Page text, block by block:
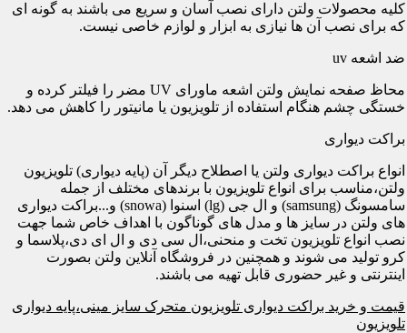
کلیه محصولات ولتن دارای نصب آسان و سریع می باشند به گونه ای
که برای نصب آن ها نیازی به ابزار و لوازم خاصی نیست.
ضد اشعه uv
محاظ صفحه نمایش ولتن اشعه ماورای UV مضر را فیلتر کرده و
خستگی چشم هنگام استفاده از تلویزیون یا مانیتور را کاهش می دهد.
براکت دیواری
انواع براکت دیواری ولتن یا اصطلاح دیگر آن (پایه دیواری) تلویزیون
ولتن،مناسب برای انواع تلویزیون با برندهای مختلف از جمله
سامسونگ (samsung) و ال جی (lg) اسنوا (snowa) و...براکت دیواری
های ولتن در سایز ها و مدل های گوناگون با اهداف خاص شما جهت
نصب انواع تلویزیون تخت و منحنی،ال سی دی و ال ای دی،پلاسما و
کرو تولید می شوند و همچنین در فروشگاه آنلاین ولتن بصورت
اینترنتی و غیر حضوری قابل تهیه می باشند.
قیمت و خرید براکت دیواری تلویزیون متحرک سایز مینی،پایه دیواری
تلویزیون